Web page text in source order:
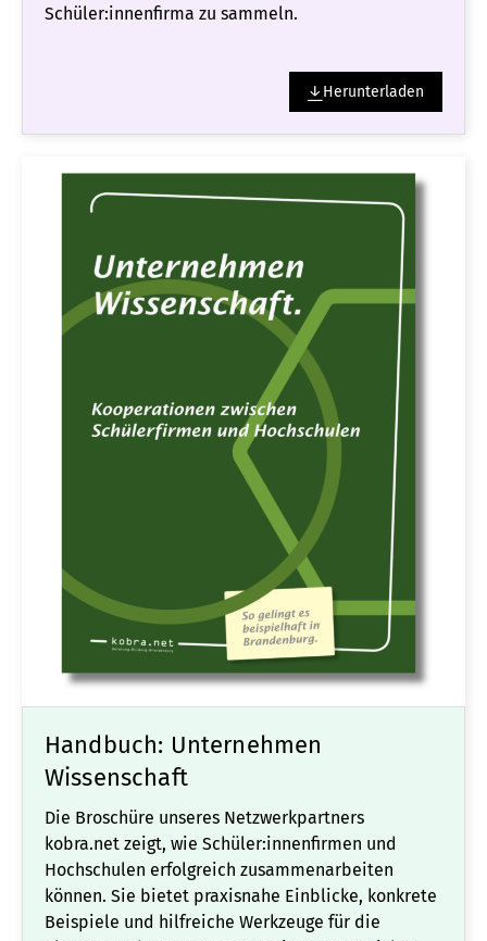
Schüler:innenfirma zu sammeln.
Herunterladen
Handbuch: Unternehmen
Wissenschaft
Die Broschüre unseres Netzwerkpartners
kobra.net zeigt, wie Schüler:innenfirmen und
Hochschulen erfolgreich zusammenarbeiten
können. Sie bietet praxisnahe Einblicke, konkrete
Beispiele und hilfreiche Werkzeuge für die